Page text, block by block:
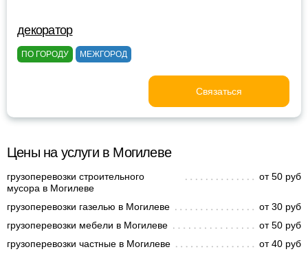
декоратор
ПО ГОРОДУ МЕЖГОРОД
Связаться
Цены на услуги в Могилеве
грузоперевозки строительного
мусора в Могилеве
от 50 руб
грузоперевозки газелью в Могилеве
от 30 руб
грузоперевозки мебели в Могилеве
от 50 руб
грузоперевозки частные в Могилеве
от 40 руб